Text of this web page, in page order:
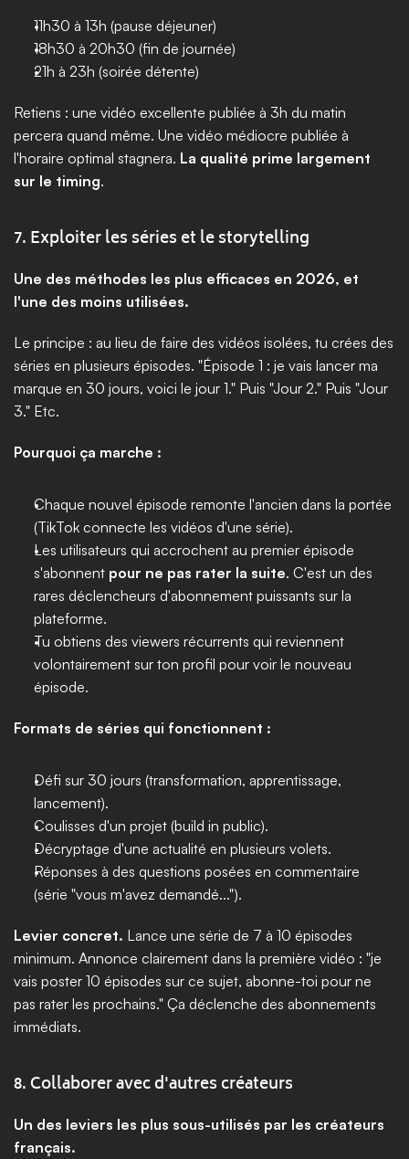
11h30 à 13h (pause déjeuner)
18h30 à 20h30 (fin de journée)
21h à 23h (soirée détente)
Retiens : une vidéo excellente publiée à 3h du matin
percera quand même. Une vidéo médiocre publiée à
l'horaire optimal stagnera. La qualité prime largement
sur le timing.
7. Exploiter les séries et le storytelling
Une des méthodes les plus efficaces en 2026, et
l'une des moins utilisées.
Le principe : au lieu de faire des vidéos isolées, tu crées des
séries en plusieurs épisodes. "Épisode 1 : je vais lancer ma
marque en 30 jours, voici le jour 1." Puis "Jour 2." Puis "Jour
3." Etc.
Pourquoi ça marche :
Chaque nouvel épisode remonte l'ancien dans la portée
(TikTok connecte les vidéos d'une série).
Les utilisateurs qui accrochent au premier épisode
s'abonnent pour ne pas rater la suite. C'est un des
rares déclencheurs d'abonnement puissants sur la
plateforme.
Tu obtiens des viewers récurrents qui reviennent
volontairement sur ton profil pour voir le nouveau
épisode.
Formats de séries qui fonctionnent :
Défi sur 30 jours (transformation, apprentissage,
lancement).
Coulisses d'un projet (build in public).
Décryptage d'une actualité en plusieurs volets.
Réponses à des questions posées en commentaire
(série "vous m'avez demandé...").
Levier concret. Lance une série de 7 à 10 épisodes
minimum. Annonce clairement dans la première vidéo : "je
vais poster 10 épisodes sur ce sujet, abonne-toi pour ne
pas rater les prochains." Ça déclenche des abonnements
immédiats.
8. Collaborer avec d'autres créateurs
Un des leviers les plus sous-utilisés par les créateurs
français.